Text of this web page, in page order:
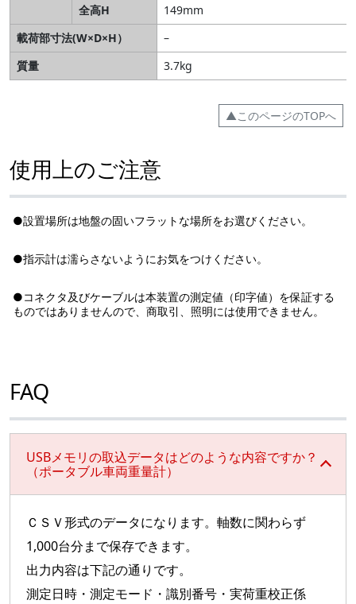
全高H
149mm
載荷部寸法(W×D×H）
–
質量
3.7kg
▲このページのTOPへ
使用上のご注意
●設置場所は地盤の固いフラットな場所をお選びください。
●指示計は濡らさないようにお気をつけください。
●コネクタ及びケーブルは本装置の測定値（印字値）を保証する
ものではありませんので、商取引、照明には使用できません。
FAQ
USBメモリの取込データはどのような内容ですか？
（ポータブル車両重量計）
ＣＳＶ形式のデータになります。軸数に関わらず
1,000台分まで保存できます。
出力内容は下記の通りです。
測定日時・測定モード・識別番号・実荷重校正係